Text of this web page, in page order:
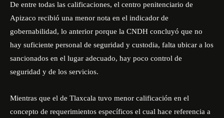
De entre todas las calificaciones, el centro penitenciario de
Apizaco recibió una menor nota en el indicador de
gobernabilidad, lo anterior porque la CNDH concluyó que no
hay suficiente personal de seguridad y custodia, falta ubicar a los
sancionados en el lugar adecuado, hay poco control de
seguridad y de los servicios.
Mientras que el de Tlaxcala tuvo menor calificación en el
concepto de requerimientos específicos el cual hace referencia a